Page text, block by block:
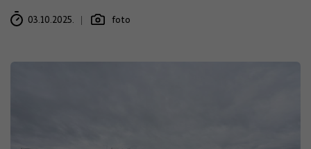
03.10.2025. foto